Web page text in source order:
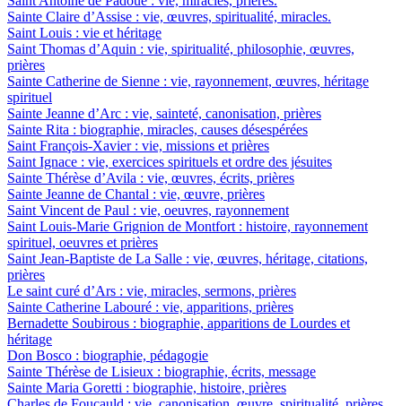
Sainte Claire d’Assise : vie, œuvres, spiritualité, miracles.
Saint Louis : vie et héritage
Saint Thomas d’Aquin : vie, spiritualité, philosophie, œuvres,
prières
Sainte Catherine de Sienne : vie, rayonnement, œuvres, héritage
spirituel
Sainte Jeanne d’Arc : vie, sainteté, canonisation, prières
Sainte Rita : biographie, miracles, causes désespérées
Saint François-Xavier : vie, missions et prières
Saint Ignace : vie, exercices spirituels et ordre des jésuites
Sainte Thérèse d’Avila : vie, œuvres, écrits, prières
Sainte Jeanne de Chantal : vie, œuvre, prières
Saint Vincent de Paul : vie, oeuvres, rayonnement
Saint Louis-Marie Grignion de Montfort : histoire, rayonnement
spirituel, oeuvres et prières
Saint Jean-Baptiste de La Salle : vie, œuvres, héritage, citations,
prières
Le saint curé d’Ars : vie, miracles, sermons, prières
Sainte Catherine Labouré : vie, apparitions, prières
Bernadette Soubirous : biographie, apparitions de Lourdes et
héritage
Don Bosco : biographie, pédagogie
Sainte Thérèse de Lisieux : biographie, écrits, message
Sainte Maria Goretti : biographie, histoire, prières